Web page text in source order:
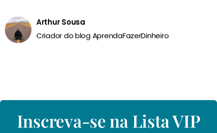
Arthur Sousa
Criador do blog AprendaFazerDinheiro
Inscreva-se na Lista VIP